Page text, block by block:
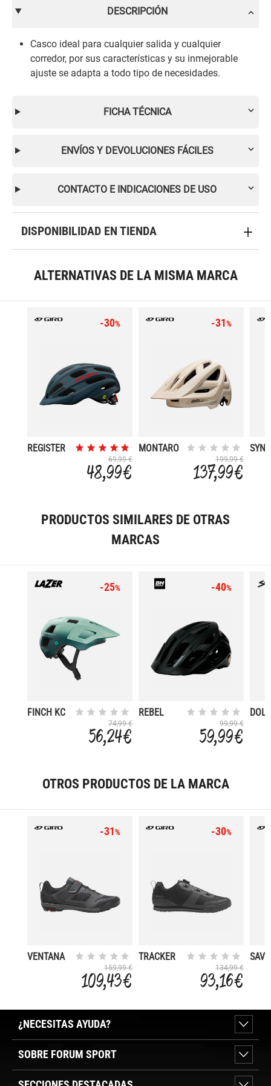
DESCRIPCIÓN
Casco ideal para cualquier salida y cualquier
corredor, por sus características y su inmejorable
ajuste se adapta a todo tipo de necesidades.
FICHA TÉCNICA
ENVÍOS Y DEVOLUCIONES FÁCILES
CONTACTO E INDICACIONES DE USO
DISPONIBILIDAD EN TIENDA
ALTERNATIVAS DE LA MISMA MARCA
-30%
REGISTER
69,99 €
48,99 €
-31%
MONTARO
199,99 €
137,99 €
PRODUCTOS SIMILARES DE OTRAS
MARCAS
-25%
FINCH KC
74,99 €
56,24 €
-40%
REBEL
99,99 €
59,99 €
OTROS PRODUCTOS DE LA MARCA
-31%
VENTANA
159,99 €
109,43 €
-30%
TRACKER
134,99 €
93,16 €
¿NECESITAS AYUDA?
SOBRE FORUM SPORT